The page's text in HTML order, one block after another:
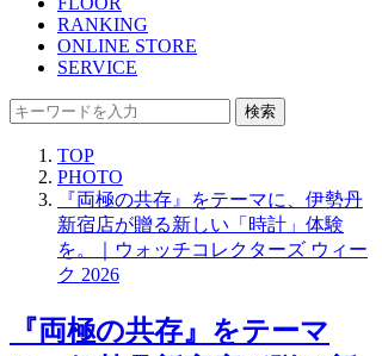
RANKING
ONLINE STORE
SERVICE
検索
TOP
PHOTO
『両極の共存』をテーマに、伊勢丹
新宿店が贈る新しい「時計」体験
を。｜ウォッチコレクターズ ウィー
ク 2026
『両極の共存』をテーマ